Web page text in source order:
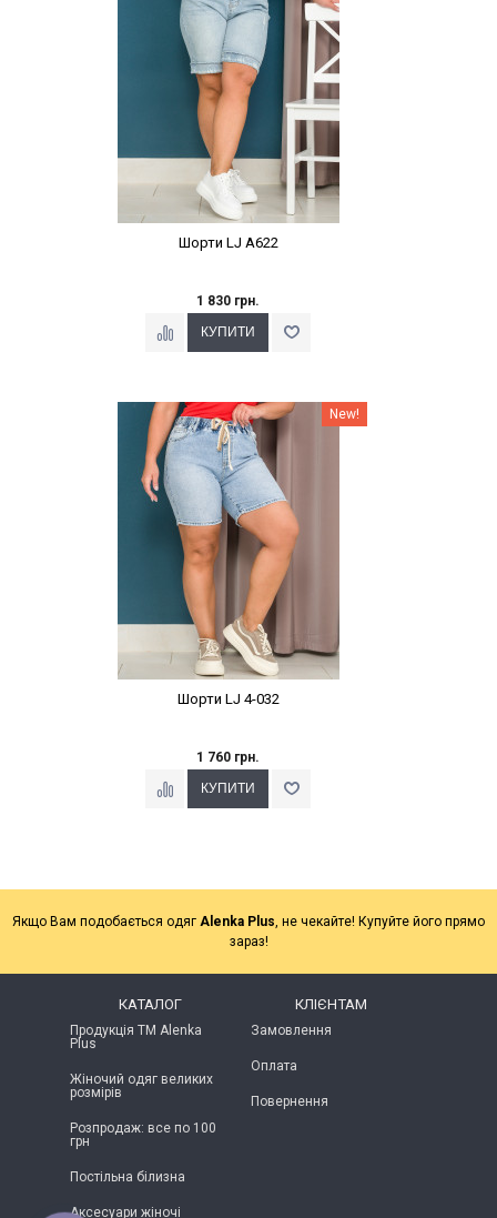
Шорти LJ A622
1 830 грн.
Наклейки Варіант з % New!
Шорти LJ 4-032
1 760 грн.
Якщо Вам подобається одяг Alenka Plus, не чекайте! Купуйте його прямо
зараз!
КАТАЛОГ
Продукція ТМ Alenka
Plus
Жіночий одяг великих
розмірів
Розпродаж: все по 100
грн
Постільна білизна
Аксесуари жіночі
КЛІЄНТАМ
Замовлення
Оплата
Повернення